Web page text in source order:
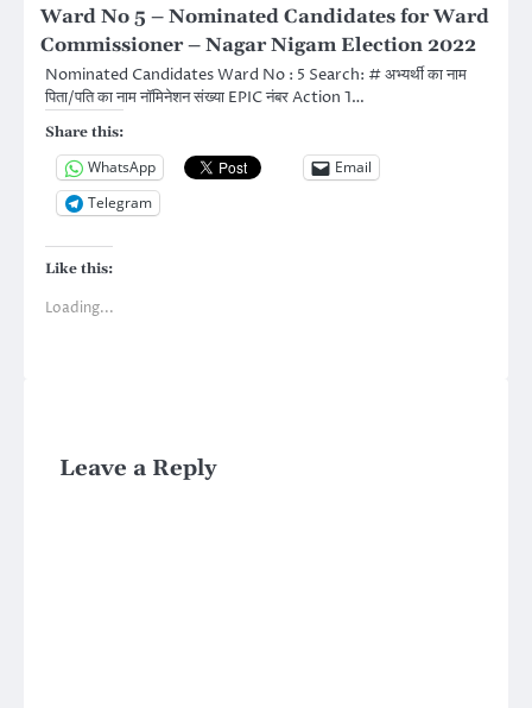
Ward No 5 – Nominated Candidates for Ward
Commissioner – Nagar Nigam Election 2022
Nominated Candidates Ward No : 5 Search: # अभ्यर्थी का नाम
पिता/पति का नाम नॉमिनेशन संख्या EPIC नंबर Action 1…
Share this:
WhatsApp
Email
Telegram
Like this:
Loading...
Leave a Reply